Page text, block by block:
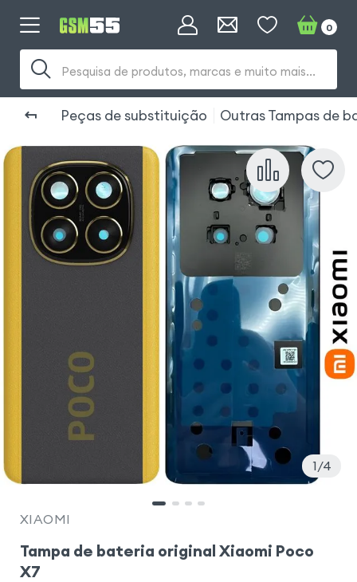
Pesquisa de produtos, marcas e muito mais...
0
Peças de substituição Outras Tampas de
1 4
XIAOMI
Tampa de bateria original Xiaomi Poco
X7